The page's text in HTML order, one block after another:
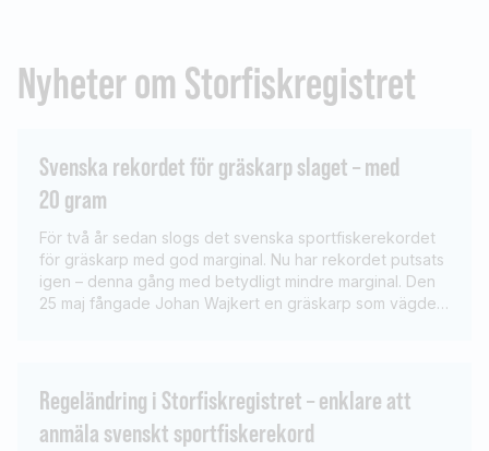
Nyheter om Storfiskregistret
Svenska rekordet för gräskarp slaget – med
20 gram
För två år sedan slogs det svenska sportfiskerekordet
för gräskarp med god marginal. Nu har rekordet putsats
igen – denna gång med betydligt mindre marginal. Den
25 maj fångade Johan Wajkert en gräskarp som vägde
Regeländring i Storfiskregistret – enklare att
anmäla svenskt sportfiskerekord